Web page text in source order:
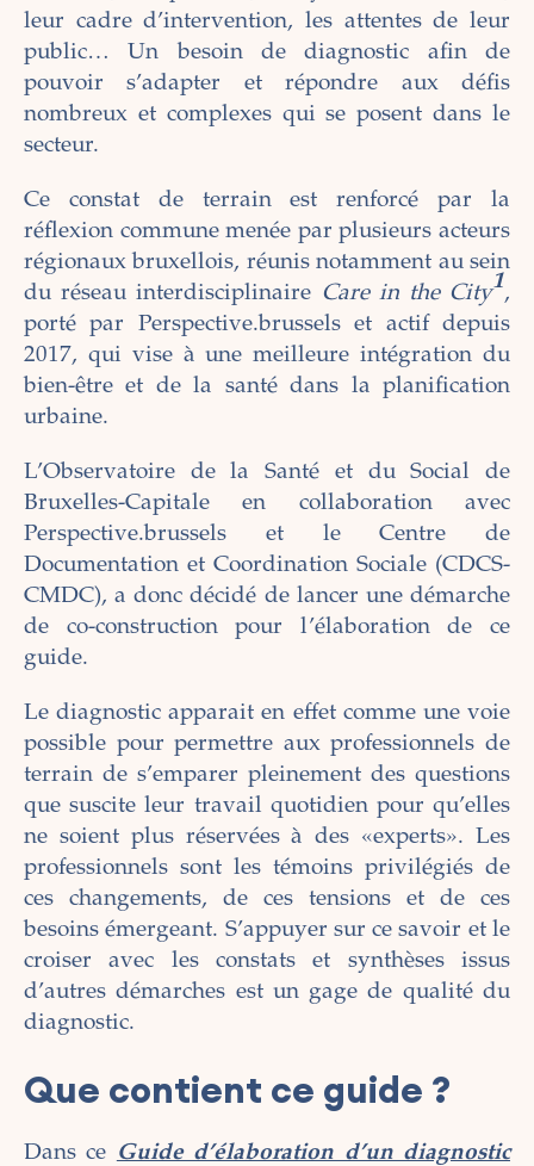
leur cadre d’intervention, les attentes de leur
public… Un besoin de diagnostic afin de
pouvoir s’adapter et répondre aux défis
nombreux et complexes qui se posent dans le
secteur.
Ce constat de terrain est renforcé par la
réflexion commune menée par plusieurs acteurs
régionaux bruxellois, réunis notamment au sein
du réseau interdisciplinaire Care in the City1,
porté par Perspective.brussels et actif depuis
2017, qui vise à une meilleure intégration du
bien-être et de la santé dans la planification
urbaine.
L’Observatoire de la Santé et du Social de
Bruxelles-Capitale en collaboration avec
Perspective.brussels et le Centre de
Documentation et Coordination Sociale (CDCS-
CMDC), a donc décidé de lancer une démarche
de co-construction pour l’élaboration de ce
guide.
Le diagnostic apparait en effet comme une voie
possible pour permettre aux professionnels de
terrain de s’emparer pleinement des questions
que suscite leur travail quotidien pour qu’elles
ne soient plus réservées à des «experts». Les
professionnels sont les témoins privilégiés de
ces changements, de ces tensions et de ces
besoins émergeant. S’appuyer sur ce savoir et le
croiser avec les constats et synthèses issus
d’autres démarches est un gage de qualité du
diagnostic.
Que contient ce guide ?
Dans ce Guide d’élaboration d’un diagnostic